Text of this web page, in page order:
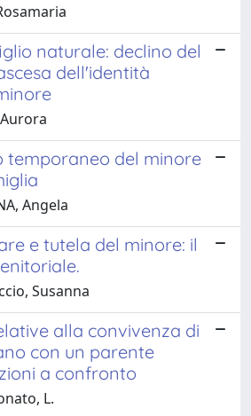
naturale: declino del
dell'identità
temporaneo del minore
Angela
e tutela del minore: il
Susanna
alla convivenza di
con un parente
a confronto
L.